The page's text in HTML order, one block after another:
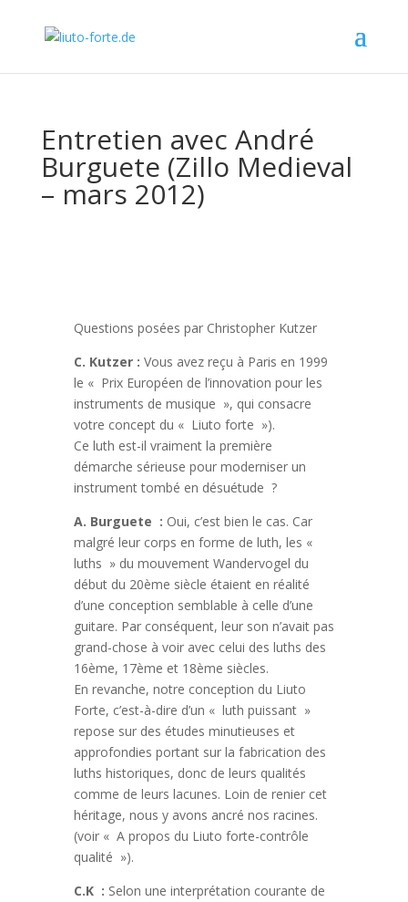
Entretien avec André
Burguete (Zillo Medieval
– mars 2012)
Questions posées par Christopher Kutzer
C. Kutzer : Vous avez reçu à Paris en 1999
le « Prix Européen de l’innovation pour les
instruments de musique », qui consacre
votre concept du « Liuto forte »).
Ce luth est-il vraiment la première
démarche sérieuse pour moderniser un
instrument tombé en désuétude ?
A. Burguete : Oui, c’est bien le cas. Car
malgré leur corps en forme de luth, les «
luths » du mouvement Wandervogel du
début du 20ème siècle étaient en réalité
d’une conception semblable à celle d’une
guitare. Par conséquent, leur son n’avait pas
grand-chose à voir avec celui des luths des
16ème, 17ème et 18ème siècles.
En revanche, notre conception du Liuto
Forte, c’est-à-dire d’un « luth puissant »
repose sur des études minutieuses et
approfondies portant sur la fabrication des
luths historiques, donc de leurs qualités
comme de leurs lacunes. Loin de renier cet
héritage, nous y avons ancré nos racines.
(voir « A propos du Liuto forte-contrôle
qualité »).
C.K : Selon une interprétation courante de